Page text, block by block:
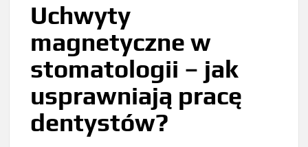
Uchwyty
magnetyczne w
stomatologii – jak
usprawniają pracę
dentystów?